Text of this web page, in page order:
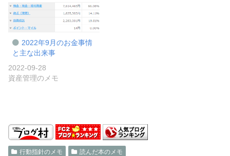
2022年9月のお金事情
と主な出来事
2022-09-28
資産管理のメモ
行動指針のメモ 読んだ本のメモ